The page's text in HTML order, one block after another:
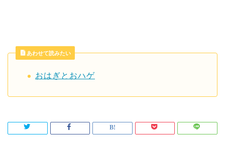
あわせて読みたい
おはぎとおハゲ